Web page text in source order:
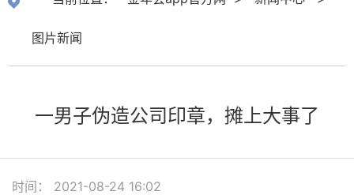
方网
图片新闻
一男子伪造公司印章，摊上大事了
时间： 2021-08-24 16:02